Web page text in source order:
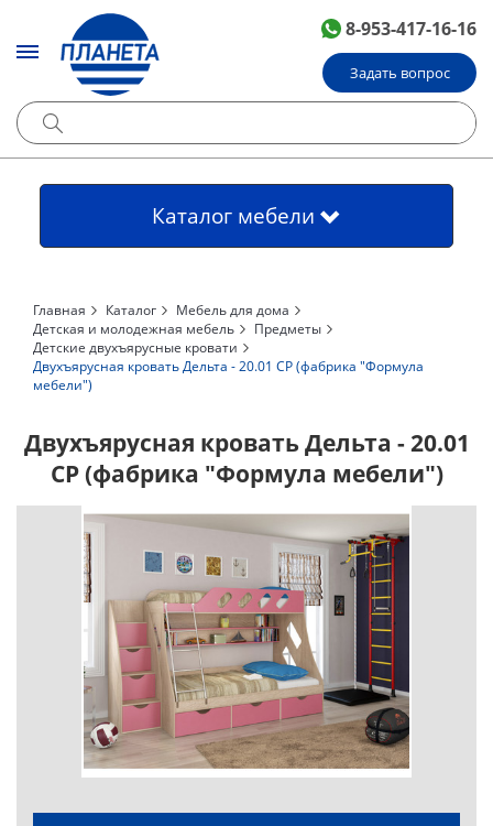
8-953-417-16-16
Задать вопрос
Каталог мебели
Главная Каталог
Мебель для дома
Детская и молодежная мебель
Предметы
Детские двухъярусные кровати
Двухъярусная кровать Дельта - 20.01 СР (фабрика "Формула
мебели")
Двухъярусная кровать Дельта - 20.01
СР (фабрика "Формула мебели")